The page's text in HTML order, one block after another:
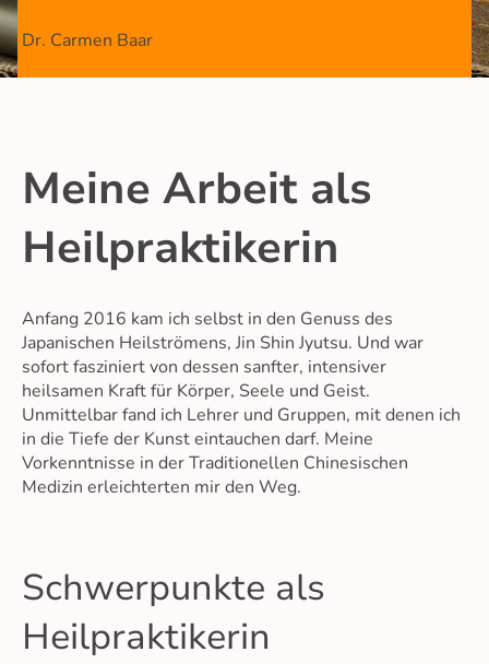
Dr. Carmen Baar
Meine Arbeit als
Heilpraktikerin
Anfang 2016 kam ich selbst in den Genuss des
Japanischen Heilströmens, Jin Shin Jyutsu. Und war
sofort fasziniert von dessen sanfter, intensiver
heilsamen Kraft für Körper, Seele und Geist.
Unmittelbar fand ich Lehrer und Gruppen, mit denen ich
in die Tiefe der Kunst eintauchen darf. Meine
Vorkenntnisse in der Traditionellen Chinesischen
Medizin erleichterten mir den Weg.
Schwerpunkte als
Heilpraktikerin